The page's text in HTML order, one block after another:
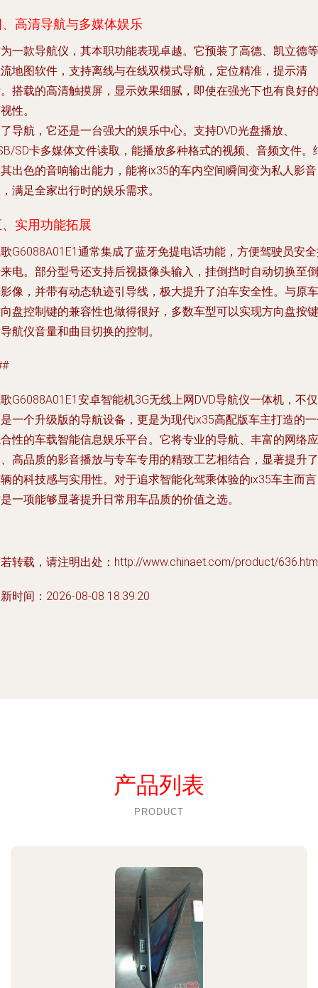
高清导航与多媒体娱乐
一款导航仪，其本职功能表现卓越。它预装了高德、凯立德等
地图软件，支持离线与在线双模式导航，定位精准，提示清
搭载的高清触摸屏，显示效果细腻，即使在强光下也有良好的
性。
导航，它还是一台强大的娱乐中心。支持DVD光盘播放、
SD卡多媒体文件读取，能播放多种格式的视频、音频文件。
出色的音响输出能力，能将ix35的车内空间瞬间变为私人影音
满足全家出行时的娱乐需求。
实用功能拓展
G6088A01E1通常集成了蓝牙免提电话功能，方便驾驶员安
电。部分型号还支持后视摄像头输入，挂倒挡时自动切换至倒
像，并带有动态轨迹引导线，极大提升了泊车安全性。与原车
盘控制键的兼容性也做得很好，多数车型可以实现方向盘按键
航仪音量和曲目切换的控制。
G6088A01E1安卓智能机3G无线上网DVD导航仪一体机，不仅
一个升级版的导航设备，更是为现代ix35高配版车主打造的
性的车载智能信息娱乐平台。它将专业的导航、丰富的网络应
高品质的影音播放与专车专用的精致工艺相结合，显著提升了
的科技感与实用性。对于追求智能化驾乘体验的ix35车主而
一项能够显著提升日常用车品质的价值之选。
转载，请注明出处：http://www.chinaet.com/product/
时间：2026-08-08 18:39:20
产品列表
PRODUCT